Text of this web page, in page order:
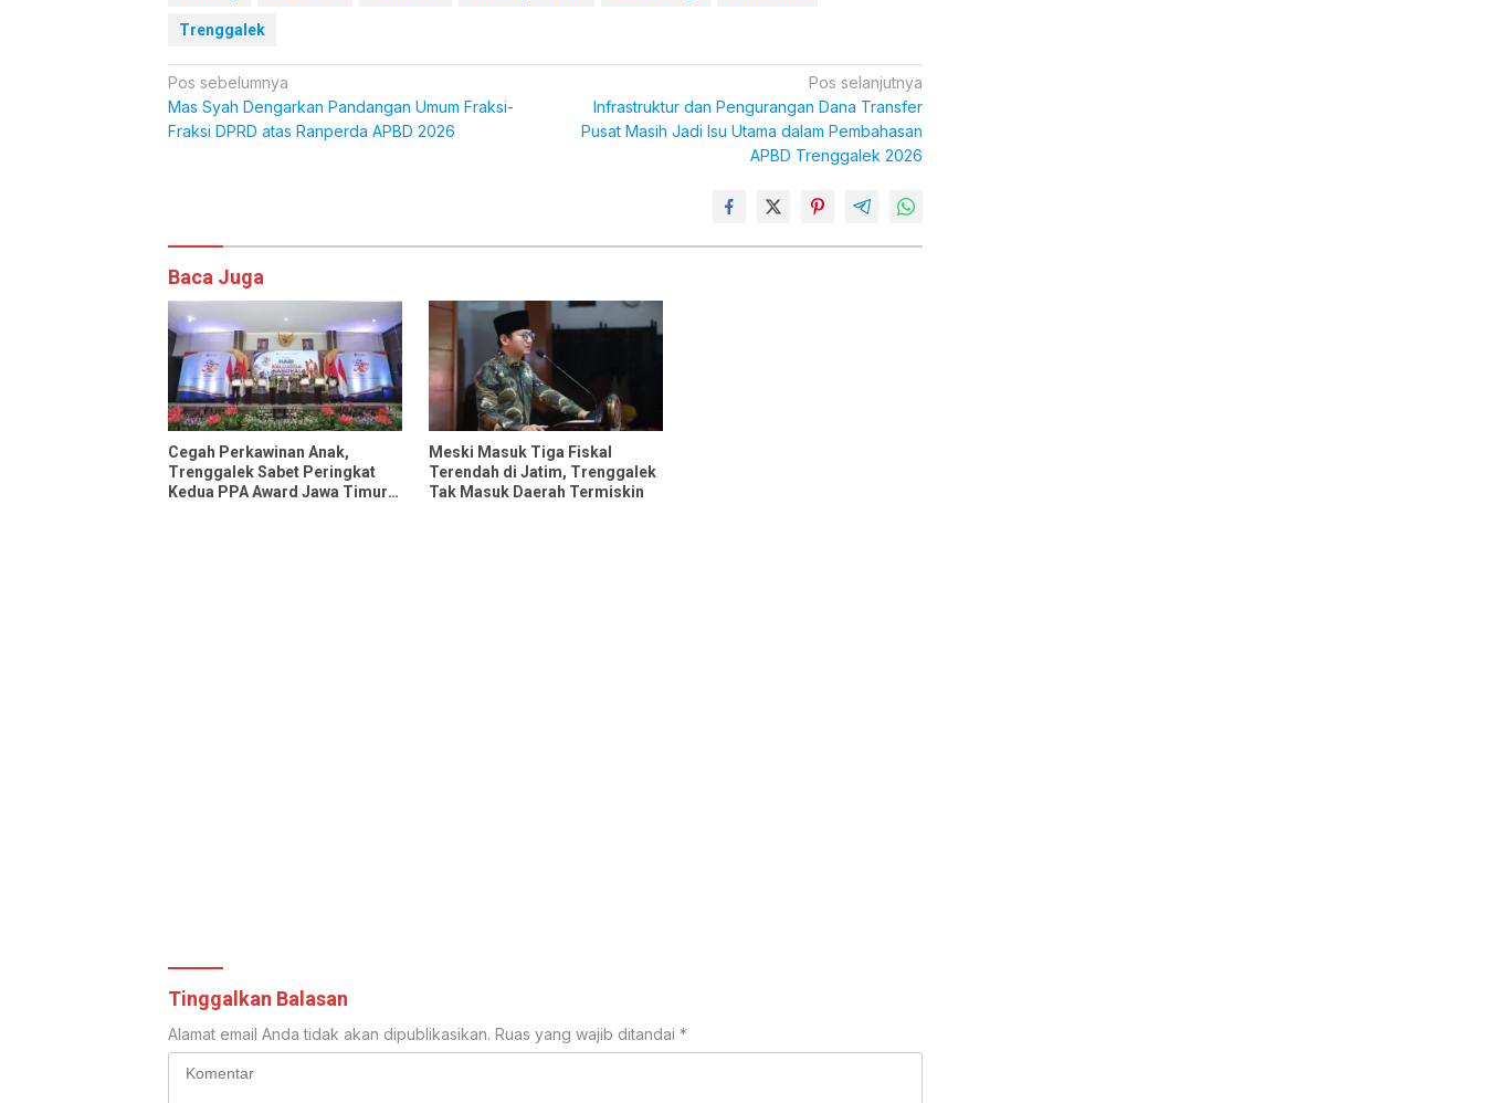
Trenggalek
Navigasi
pos
Pos sebelumnya
Mas Syah Dengarkan Pandangan Umum Fraksi-
Fraksi DPRD atas Ranperda APBD 2026
Pos selanjutnya
Infrastruktur dan Pengurangan Dana Transfer
Pusat Masih Jadi Isu Utama dalam Pembahasan
APBD Trenggalek 2026
Komentar
Baca Juga
Cegah Perkawinan Anak,
Trenggalek Sabet Peringkat
Kedua PPA Award Jawa Timur
Meski Masuk Tiga Fiskal
Terendah di Jatim, Trenggalek
Tak Masuk Daerah Termiskin
Tinggalkan Balasan
Alamat email Anda tidak akan dipublikasikan. Ruas yang wajib ditandai *